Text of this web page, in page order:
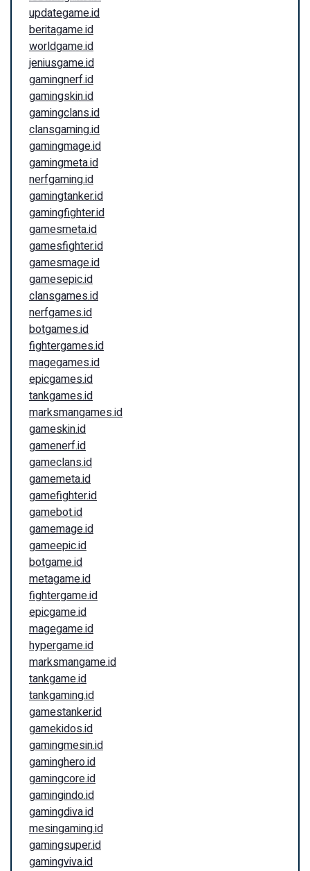
updategame.id
beritagame.id
worldgame.id
jeniusgame.id
gamingnerf.id
gamingskin.id
gamingclans.id
clansgaming.id
gamingmage.id
gamingmeta.id
nerfgaming.id
gamingtanker.id
gamingfighter.id
gamesmeta.id
gamesfighter.id
gamesmage.id
gamesepic.id
clansgames.id
nerfgames.id
botgames.id
fightergames.id
magegames.id
epicgames.id
tankgames.id
marksmangames.id
gameskin.id
gamenerf.id
gameclans.id
gamemeta.id
gamefighter.id
gamebot.id
gamemage.id
gameepic.id
botgame.id
metagame.id
fightergame.id
epicgame.id
magegame.id
hypergame.id
marksmangame.id
tankgame.id
tankgaming.id
gamestanker.id
gamekidos.id
gamingmesin.id
gaminghero.id
gamingcore.id
gamingindo.id
gamingdiva.id
mesingaming.id
gamingsuper.id
gamingviva.id